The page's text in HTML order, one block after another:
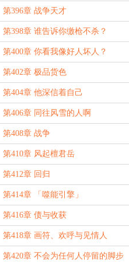
第396章 战争天才
第398章 谁告诉你缴枪不杀？
第400章 你看我像好人坏人？
第402章 极品货色
第404章 他深信着自己
第406章 同往风雪的人啊
第408章 战争
第410章 风起檀君岳
第412章 回归
第414章 「噬能引擎」
第416章 债与收获
第418章 画符、欢呼与见情人
第420章 不会为任何人停留的脚步